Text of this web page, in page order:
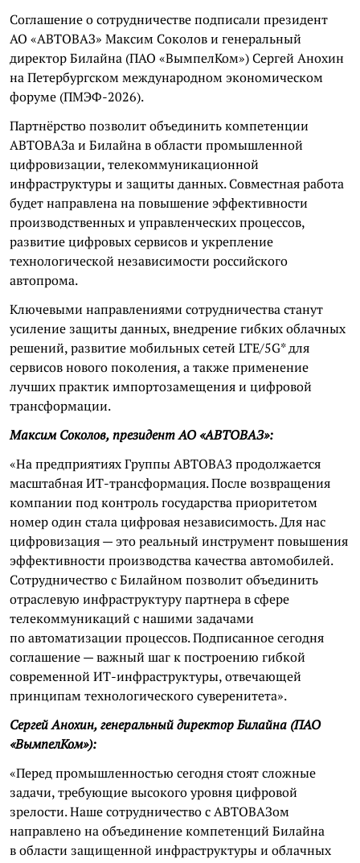
Соглашение о сотрудничестве подписали президент
АО «АВТОВАЗ» Максим Соколов и генеральный
директор Билайна (ПАО «ВымпелКом») Сергей Анохин
на Петербургском международном экономическом
форуме (ПМЭФ-2026).
Партнёрство позволит объединить компетенции
АВТОВАЗа и Билайна в области промышленной
цифровизации, телекоммуникационной
инфраструктуры и защиты данных. Совместная работа
будет направлена на повышение эффективности
производственных и управленческих процессов,
развитие цифровых сервисов и укрепление
технологической независимости российского
автопрома.
Ключевыми направлениями сотрудничества станут
усиление защиты данных, внедрение гибких облачных
решений, развитие мобильных сетей LTE/5G* для
сервисов нового поколения, а также применение
лучших практик импортозамещения и цифровой
трансформации.
Максим Соколов, президент АО «АВТОВАЗ»:
«На предприятиях Группы АВТОВАЗ продолжается
масштабная ИТ-трансформация. После возвращения
компании под контроль государства приоритетом
номер один стала цифровая независимость. Для нас
цифровизация — это реальный инструмент повышения
эффективности производства качества автомобилей.
Сотрудничество с Билайном позволит объединить
отраслевую инфраструктуру партнера в сфере
телекоммуникаций с нашими задачами
по автоматизации процессов. Подписанное сегодня
соглашение — важный шаг к построению гибкой
современной ИТ-инфраструктуры, отвечающей
принципам технологического суверенитета».
Сергей Анохин, генеральный директор Билайна (ПАО
«ВымпелКом»):
«Перед промышленностью сегодня стоят сложные
задачи, требующие высокого уровня цифровой
зрелости. Наше сотрудничество с АВТОВАЗом
направлено на объединение компетенций Билайна
в области защищенной инфраструктуры и облачных